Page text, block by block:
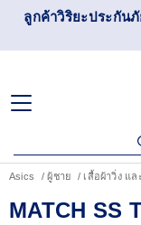
ลูกค้าวิริยะประกัน
Asics ผู้ชาย เสื้อผ้าวิ่ง แ
MATCH SS